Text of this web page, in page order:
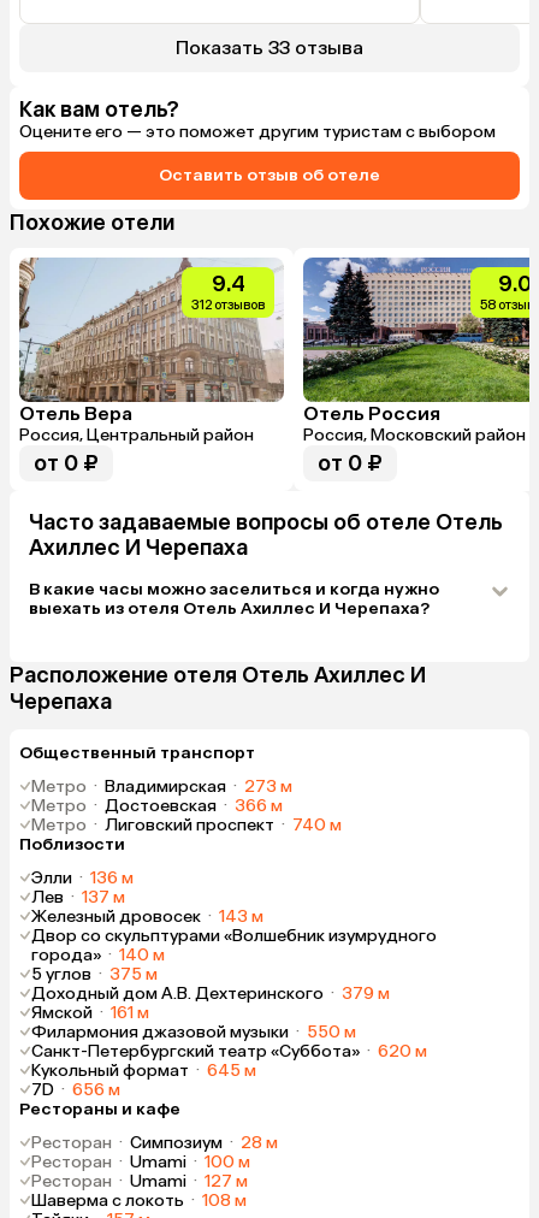
Некоторые видел писали - маленький номер.
переплачивать за большой номер? Хотя
можно было и такой выбрать за разумную
переплату. Люди или по делам приезжают,
или в путешествие - просто переночевать, а
цена/качкство - 10 баллов.
Показать 33 отзыва
Как вам отель?
Оцените его — это поможет другим туристам с выбором
Оставить отзыв об отеле
Похожие отели
9.4
312 отзывов
Отель Вера
Россия, Центральный район
от 0 ₽
9.0
58
Отель Россия
Россия, Московский район
от 0 ₽
Часто задаваемые вопросы об отеле Отель
Ахиллес И Черепаха
В какие часы можно заселиться и когда нужно
выехать из отеля Отель Ахиллес И Черепаха?
Расположение отеля Отель Ахиллес И
Черепаха
Общественный транспорт
Метро · Владимирская · 273 м
Метро · Достоевская · 366 м
Метро · Лиговский проспект · 740 м
Поблизости
Элли · 136 м
Лев · 137 м
Железный дровосек · 143 м
Двор со скульптурами «Волшебник изумрудного
города» · 140 м
5 углов · 375 м
Доходный дом А.В. Дехтеринского · 379 м
Ямской · 161 м
Филармония джазовой музыки · 550 м
Санкт-Петербургский театр «Суббота» · 620 м
Кукольный формат · 645 м
7D · 656 м
Рестораны и кафе
Ресторан · Симпозиум · 28 м
Ресторан · Umami · 100 м
Ресторан · Umami · 127 м
Шаверма с локоть · 108 м